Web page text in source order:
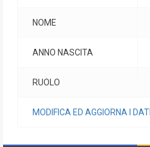
NOME
ANNO NASCITA
RUOLO
MODIFICA ED AGGIORNA I DATI